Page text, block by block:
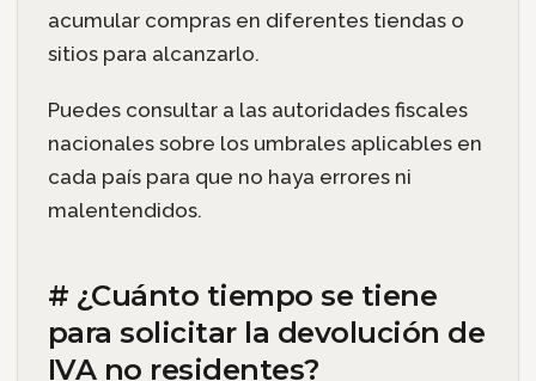
acumular compras en diferentes tiendas o
sitios para alcanzarlo.
Puedes consultar a las autoridades fiscales
nacionales sobre los umbrales aplicables en
cada país para que no haya errores ni
malentendidos.
# ¿Cuánto tiempo se tiene
para solicitar la devolución de
IVA no residentes?